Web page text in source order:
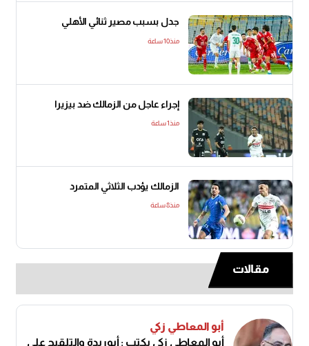
جدل بسبب مصير ثنائي الأهلي
منذ10 ساعة
إجراء عاجل من الزمالك ضد بيزيرا
منذ1 ساعة
الزمالك يؤدب الثلاثي المتمرد
منذ8 ساعة
مقالات
أبو المعاطي زكي
أبو المعاطي زكى يكتب : أبوريدة والتلقيح على